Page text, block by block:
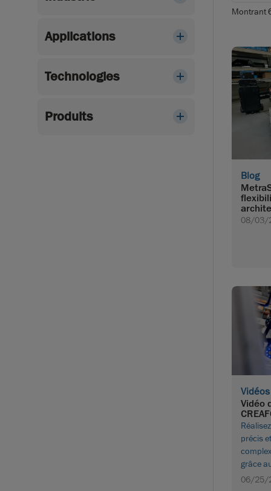
Applications
Technologies
Produits
Montrant
Blog
08/03/
Vidéos
Vidéo
précis
grâce
06/25/